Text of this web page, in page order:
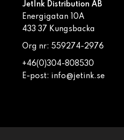
JetInk Distribution AB
Energigatan 10A
433 37 Kungsbacka
Org nr: 559274-2976
+46(0)304-808530
E-post: info@jetink.se